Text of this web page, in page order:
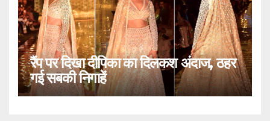
रैंप पर दिखा दीपिका का दिलकश अंदाज, ठहर
गई सबकी निगाहें